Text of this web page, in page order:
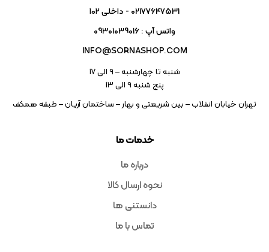
خدمات ما
درباره ما
نحوه ارسال کالا
دانستنی ها
تماس با ما
02177647531 - داخلی ۱۰۲
واتس آپ : 09301039016
INFO@SORNASHOP.COM
شنبه تا چهارشنبه – ۹ الی 17
پنج شنبه ۹ الی 13
تهران خیابان انقلاب – بین شریعتی و بهار – ساختمان آریان – طبقه همکف